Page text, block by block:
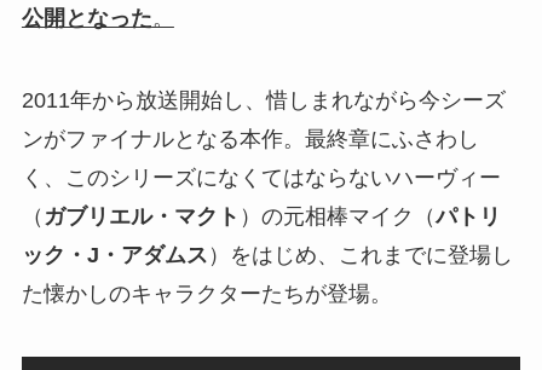
公開となった。
2011年から放送開始し、惜しまれながら今シーズ
ンがファイナルとなる本作。最終章にふさわし
く、このシリーズになくてはならないハーヴィー
（ ガブリエル・マクト ）の元相棒マイク（パトリ
ック・J・アダムス ）をはじめ、これまでに登場し
た懐かしのキャラクターたちが登場。